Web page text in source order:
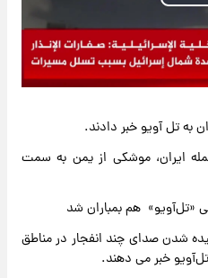
ایران، موشکی از یمن به سمت
«تل‌آویو» هم بمباران شد
شدن صدای چند انفجار در مناطق
خبر می دهند.